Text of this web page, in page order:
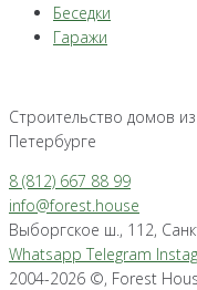
Беседки
Гаражи
Строительство домов
Петербурге
8 (812) 667 88 99
info@forest.house
Выборгское ш., 112,
Whatsapp Telegram
2004-2026 ©, Forest